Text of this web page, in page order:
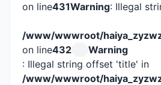
on line431Warning: Illegal
/www/wwwroot/
on line432
Warning
: Illegal string offset 'title' in
/www/wwwroot/